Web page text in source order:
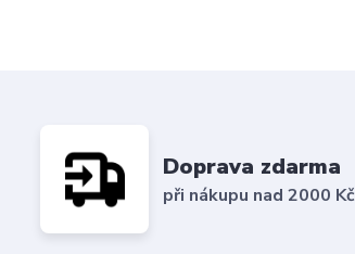
Doprava zdarma
při nákupu nad 2000 Kč